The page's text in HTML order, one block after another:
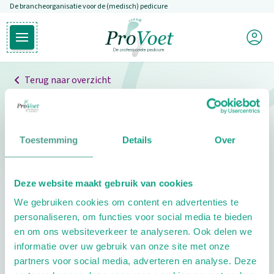
Toestemming Details Over
Deze website maakt gebruik van cookies
We gebruiken cookies om content en advertenties te
personaliseren, om functies voor social media te bieden
en om ons websiteverkeer te analyseren. Ook delen we
informatie over uw gebruik van onze site met onze
partners voor social media, adverteren en analyse. Deze
Overslaan en naar de inhoud gaan
De brancheorganisatie voor de (medisch) pedicure
Open hoofdmenu
Ga naar de homepagina
Mijn
Terug naar overzicht
Professionals
Pedicure niet gevonden
pedicure.